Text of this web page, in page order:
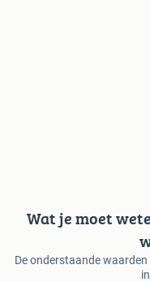
Wat je moet
De onderstaande